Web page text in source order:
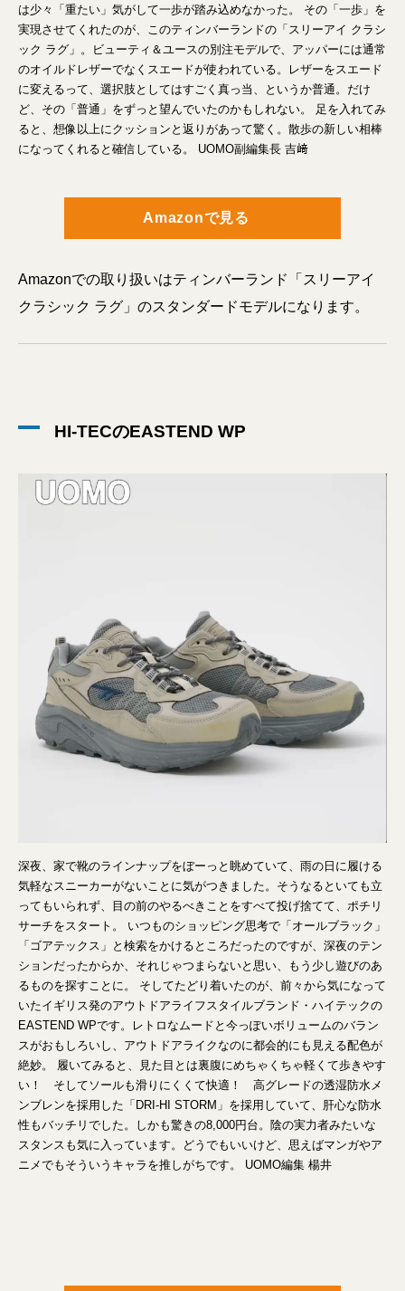
は少々「重たい」気がして一歩が踏み込めなかった。 その「一歩」を
実現させてくれたのが、このティンバーランドの「スリーアイ クラシ
ック ラグ」。ビューティ＆ユースの別注モデルで、アッパーには通常
のオイルドレザーでなくスエードが使われている。レザーをスエード
に変えるって、選択肢としてはすごく真っ当、というか普通。だけ
ど、その「普通」をずっと望んでいたのかもしれない。 足を入れてみ
ると、想像以上にクッションと返りがあって驚く。散歩の新しい相棒
になってくれると確信している。 UOMO副編集長 吉﨑
Amazonで見る
Amazonでの取り扱いはティンバーランド「スリーアイ
クラシック ラグ」のスタンダードモデルになります。
HI-TECのEASTEND WP
深夜、家で靴のラインナップをぼーっと眺めていて、雨の日に履ける
気軽なスニーカーがないことに気がつきました。そうなるといても立
ってもいられず、目の前のやるべきことをすべて投げ捨てて、ポチリ
サーチをスタート。 いつものショッピング思考で「オールブラック」
「ゴアテックス」と検索をかけるところだったのですが、深夜のテン
ションだったからか、それじゃつまらないと思い、もう少し遊びのあ
るものを探すことに。 そしてたどり着いたのが、前々から気になって
いたイギリス発のアウトドアライフスタイルブランド・ハイテックの
EASTEND WPです。レトロなムードと今っぽいボリュームのバラン
スがおもしろいし、アウトドアライクなのに都会的にも見える配色が
絶妙。 履いてみると、見た目とは裏腹にめちゃくちゃ軽くて歩きやす
い！ そしてソールも滑りにくくて快適！ 高グレードの透湿防水メ
ンブレンを採用した「DRI-HI STORM」を採用していて、肝心な防水
性もバッチリでした。しかも驚きの8,000円台。陰の実力者みたいな
スタンスも気に入っています。どうでもいいけど、思えばマンガやア
ニメでもそういうキャラを推しがちです。 UOMO編集 楊井